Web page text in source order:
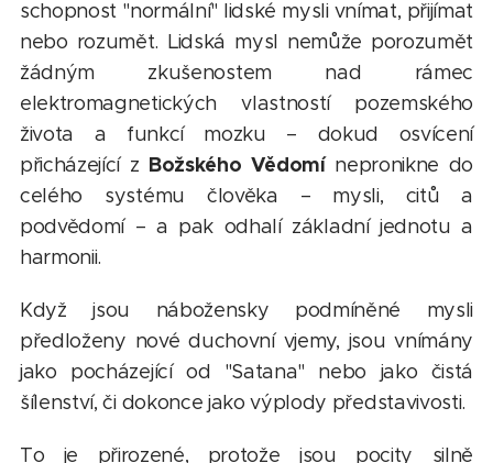
schopnost "normální" lidské mysli vnímat, přijímat
nebo rozumět. Lidská mysl nemůže porozumět
žádným zkušenostem nad rámec
elektromagnetických vlastností pozemského
života a funkcí mozku – dokud osvícení
přicházející z Božského Vědomínepronikne do
celého systému člověka – mysli, citů a
podvědomí – a pak odhalí základní jednotu a
harmonii.
Když jsou nábožensky podmíněné mysli
předloženy nové duchovní vjemy, jsou vnímány
jako pocházející od "Satana" nebo jako čistá
šílenství, či dokonce jako výplody představivosti.
To je přirozené, protože jsou pocity silně